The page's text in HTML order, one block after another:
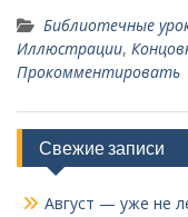
Библиотечные
Иллюстрации,
Прокомментировать
Свежие записи
Август — уже не